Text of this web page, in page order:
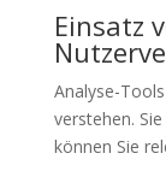
Einsatz
Analyse-
verstehen.
können Sie